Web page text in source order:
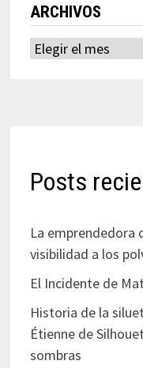
ARCHIVOS
Archivos
Posts
La emprendedora
visibilidad a los
El Incidente de
Historia de la
Étienne de
sombras